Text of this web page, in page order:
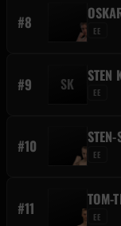
#8 EE
#9 SK STEN
EE
#10 EE
#11 TOM-
EE